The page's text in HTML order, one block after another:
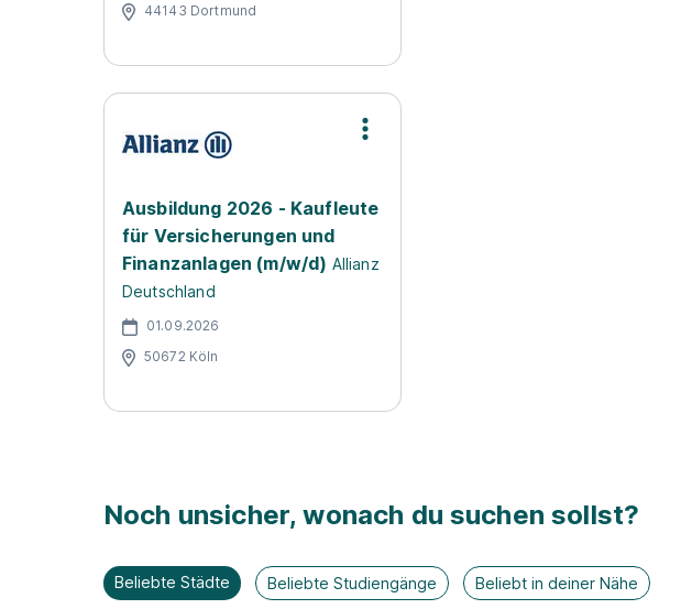
44143 Dortmund
Ausbildung 2026 - Kaufleute
für Versicherungen und
Finanzanlagen (m/w/d) Allianz
Deutschland
01.09.2026
50672 Köln
Noch unsicher, wonach du suchen sollst?
Beliebte Städte Beliebte Studiengänge Beliebt in deiner Nähe